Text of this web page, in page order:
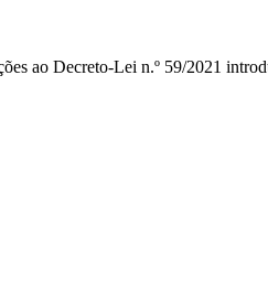
ao Decreto-Lei n.º 59/2021